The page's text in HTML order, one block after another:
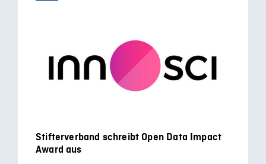
Stifterverband schreibt Open Data Impact
Award aus